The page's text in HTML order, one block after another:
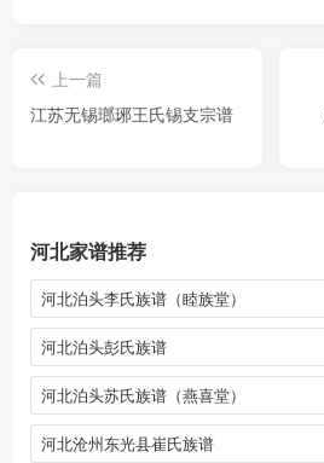
上一篇
江苏无锡瑯琊王氏锡支宗谱
河北家谱推荐
河北泊头李氏族谱（睦族堂）
河北泊头彭氏族谱
河北泊头苏氏族谱（燕喜堂）
河北沧州东光县崔氏族谱